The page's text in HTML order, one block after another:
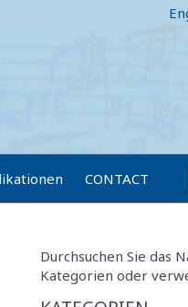
CONTACT
Durchsuchen Sie das
Kategorien oder